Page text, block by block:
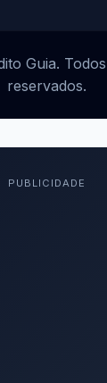
Guia.
reservados.